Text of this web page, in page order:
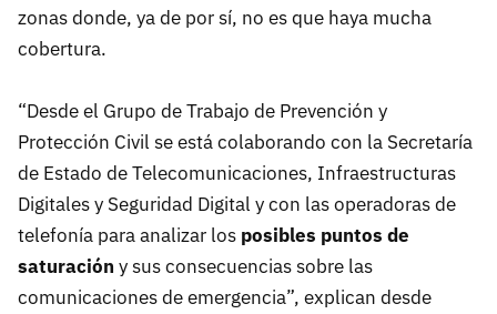
zonas donde, ya de por sí, no es que haya mucha
cobertura.
“Desde el Grupo de Trabajo de Prevención y
Protección Civil se está colaborando con la Secretaría
de Estado de Telecomunicaciones, Infraestructuras
Digitales y Seguridad Digital y con las operadoras de
telefonía para analizar los posibles puntos de
saturación y sus consecuencias sobre las
comunicaciones de emergencia”, explican desde